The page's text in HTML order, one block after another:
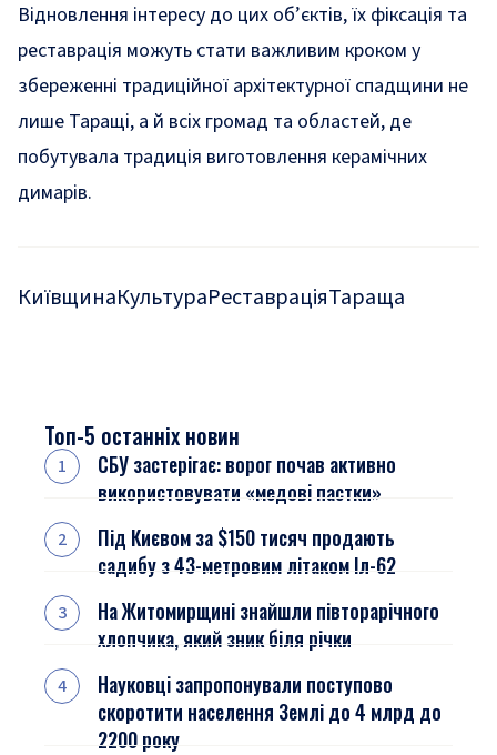
Відновлення інтересу до цих об’єктів, їх фіксація та
реставрація можуть стати важливим кроком у
збереженні традиційної архітектурної спадщини не
лише Таращі, а й всіх громад та областей, де
побутувала традиція виготовлення керамічних
димарів.
КиївщинаКультураРеставраціяТараща
Топ-5 останніх новин
СБУ застерігає: ворог почав активно
використовувати «медові пастки»
Під Києвом за $150 тисяч продають
садибу з 43-метровим літаком Іл-62
На Житомирщині знайшли півторарічного
хлопчика, який зник біля річки
Науковці запропонували поступово
скоротити населення Землі до 4 млрд до
2200 року